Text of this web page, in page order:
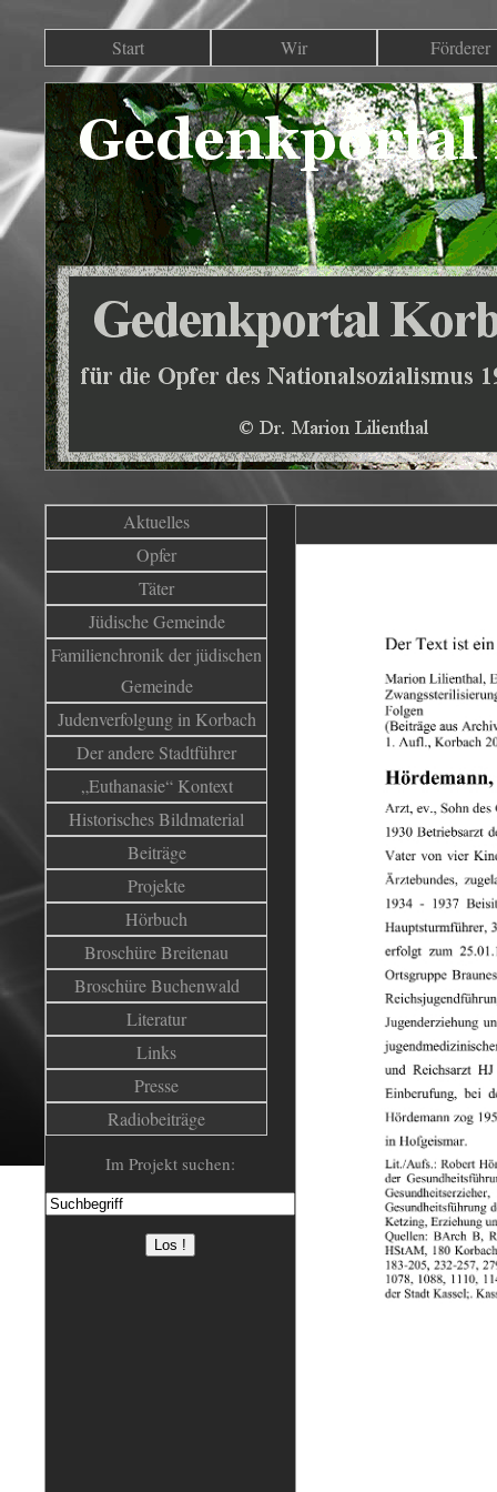
Start Wir Förderer
Aktuelles
Opfer
Täter
Jüdische Gemeinde
Familienchronik der jüdischen
Gemeinde
Judenverfolgung in Korbach
Der andere Stadtführer
„Euthanasie“ Kontext
Historisches Bildmaterial
Beiträge
Projekte
Hörbuch
Broschüre Breitenau
Broschüre Buchenwald
Literatur
Links
Presse
Radiobeiträge
Im Projekt suchen: